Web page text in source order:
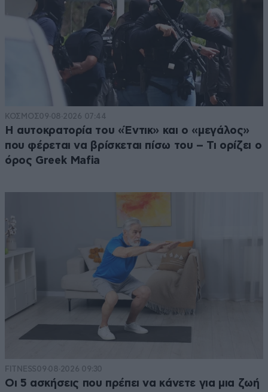
ΚΟΣΜΟΣ09·08·2026 07:44
Η αυτοκρατορία του «Έντικ» και ο «μεγάλος»
που φέρεται να βρίσκεται πίσω του – Τι ορίζει ο
όρος Greek Mafia
FITNESS09·08·2026 09:30
Οι 5 ασκήσεις που πρέπει να κάνετε για μια ζωή